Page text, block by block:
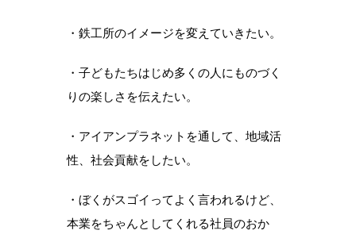
・鉄工所のイメージを変えていきたい。
・子どもたちはじめ多くの人にものづく
りの楽しさを伝えたい。
・アイアンプラネットを通して、地域活
性、社会貢献をしたい。
・ぼくがスゴイってよく言われるけど、
本業をちゃんとしてくれる社員のおか